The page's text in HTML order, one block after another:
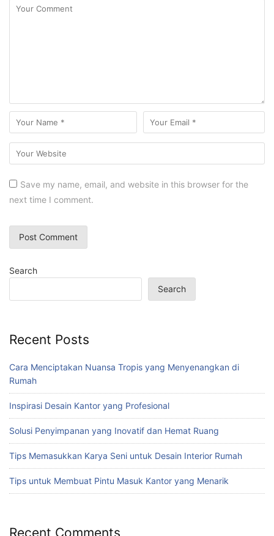
Save my name, email, and website in this browser for the
next time I comment.
Search
Search
Recent Posts
Cara Menciptakan Nuansa Tropis yang Menyenangkan di
Rumah
Inspirasi Desain Kantor yang Profesional
Solusi Penyimpanan yang Inovatif dan Hemat Ruang
Tips Memasukkan Karya Seni untuk Desain Interior Rumah
Tips untuk Membuat Pintu Masuk Kantor yang Menarik
Recent Comments